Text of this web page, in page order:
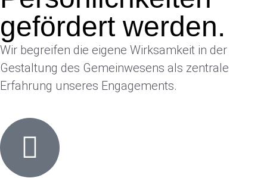
gefördert werden.
Wir begreifen die eigene Wirksamkeit in der
Gestaltung des Gemeinwesens als zentrale
Erfahrung unseres Engagements.